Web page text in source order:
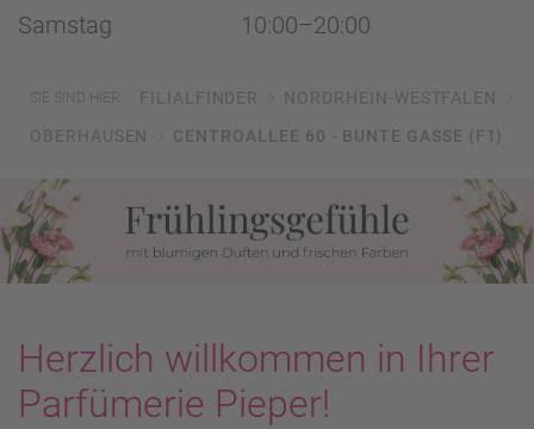
Samstag 10:00–20:00
SIE SIND HIER: FILIALFINDER
NORDRHEIN-WESTFALEN
OBERHAUSEN
CENTROALLEE 60 - BUNTE GASSE (F1)
Herzlich willkommen in Ihrer
Parfümerie Pieper!